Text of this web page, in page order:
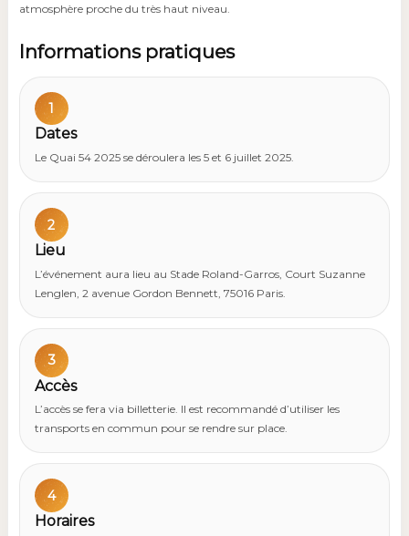
atmosphère proche du très haut niveau.
Informations pratiques
1
Dates
Le Quai 54 2025 se déroulera les 5 et 6 juillet 2025.
2
Lieu
L’événement aura lieu au Stade Roland-Garros, Court Suzanne
Lenglen, 2 avenue Gordon Bennett, 75016 Paris.
3
Accès
L’accès se fera via billetterie. Il est recommandé d’utiliser les
transports en commun pour se rendre sur place.
4
Horaires